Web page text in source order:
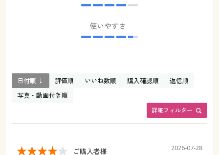
使いやすさ
詳細フィルター
日付順 ↓ 評価順 いいね数順 購入確認順
返信順
写真・動画付き順
ご購入者様 2026-07-28